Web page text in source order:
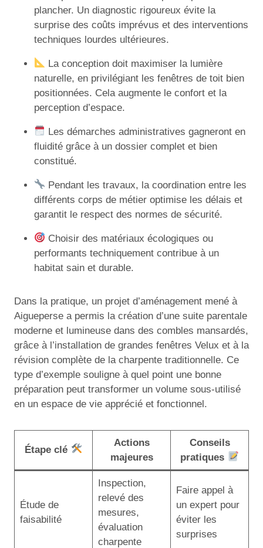
plancher. Un diagnostic rigoureux évite la
surprise des coûts imprévus et des interventions
techniques lourdes ultérieures.
La conception doit maximiser la lumière
naturelle, en privilégiant les fenêtres de toit bien
positionnées. Cela augmente le confort et la
perception d’espace.
Les démarches administratives gagneront en
fluidité grâce à un dossier complet et bien
constitué.
Pendant les travaux, la coordination entre les
différents corps de métier optimise les délais et
garantit le respect des normes de sécurité.
Choisir des matériaux écologiques ou
performants techniquement contribue à un
habitat sain et durable.
Dans la pratique, un projet d’aménagement mené à
Aigueperse a permis la création d’une suite parentale
moderne et lumineuse dans des combles mansardés,
grâce à l’installation de grandes fenêtres Velux et à la
révision complète de la charpente traditionnelle. Ce
type d’exemple souligne à quel point une bonne
préparation peut transformer un volume sous-utilisé
en un espace de vie apprécié et fonctionnel.
Étape clé
Actions
majeures
Conseils
pratiques
Étude de
faisabilité
Inspection,
relevé des
mesures,
évaluation
charpente
Faire appel à
un expert pour
éviter les
surprises